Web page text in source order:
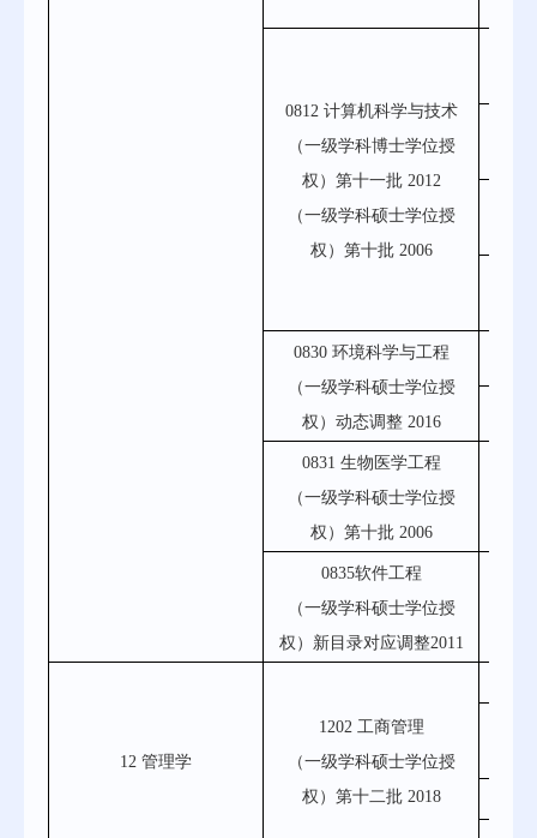
0812 计算机科学与技术
（一级学科博士学位授
权）第十一批 2012
（一级学科硕士学位授
权）第十批 2006
0830 环境科学与工程
（一级学科硕士学位授
权）动态调整 2016
0831 生物医学工程
（一级学科硕士学位授
权）第十批 2006
0835软件工程
（一级学科硕士学位授
权）新目录对应调整2011
12 管理学
1202 工商管理
（一级学科硕士学位授
权）第十二批 2018